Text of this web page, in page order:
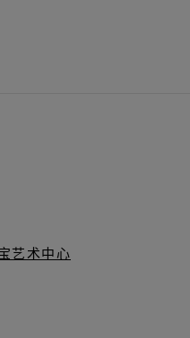
艺术中心